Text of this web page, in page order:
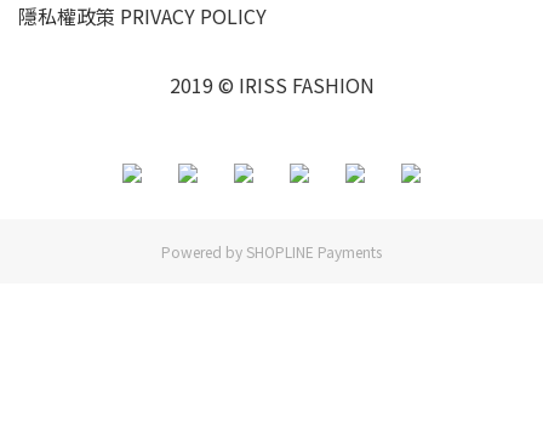
隱私權政策 PRIVACY POLICY
2019 © IRISS FASHION
Powered by SHOPLINE Payments